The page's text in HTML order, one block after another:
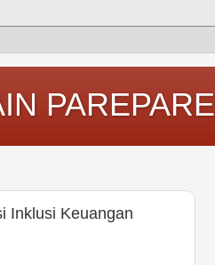
PAREPARE
Inklusi Keuangan